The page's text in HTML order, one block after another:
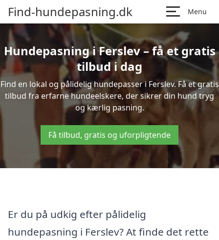
Find-hundepasning.dk Menu
Hundepasning i Ferslev – få et gratis
tilbud i dag
Find en lokal og pålidelig hundepasser i Ferslev. Få et gratis
tilbud fra erfarne hundeelskere, der sikrer din hund tryg
og kærlig pasning.
Få tilbud, gratis og uforpligtende
Er du på udkig efter pålidelig
hundepasning i Ferslev? At finde det rette